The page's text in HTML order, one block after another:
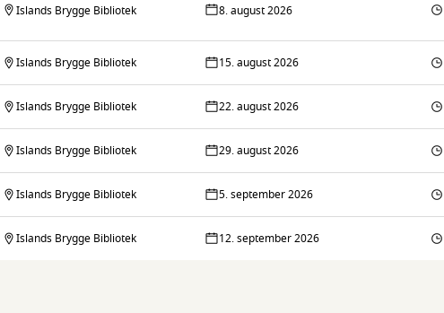
Islands Brygge Bibliotek 8. august 2026
Islands Brygge Bibliotek 15. august 2026
Islands Brygge Bibliotek 22. august 2026
Islands Brygge Bibliotek 29. august 2026
Islands Brygge Bibliotek 5. september 2026
Islands Brygge Bibliotek 12. september 2026